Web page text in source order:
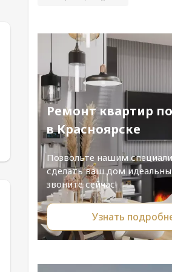
Ремонт квартир
в Красноярске
Позвольте нашим
сделать ваш дом
звоните сейчас!
Узнать